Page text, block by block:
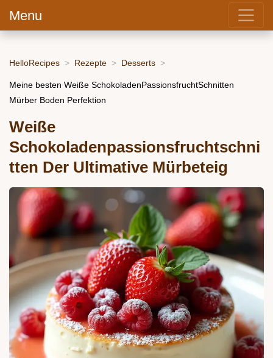
Menu
HelloRecipes Rezepte Desserts
Meine besten Weiße SchokoladenPassionsfruchtSchnitten
Mürber Boden Perfektion
Weiße
Schokoladenpassionsfruchtschni
tten Der Ultimative Mürbeteig